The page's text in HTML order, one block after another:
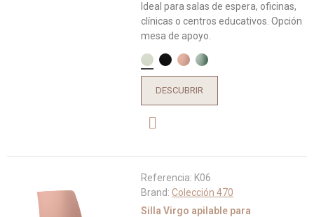
Ideal para salas de espera, oficinas,
clínicas o centros educativos. Opción
mesa de apoyo.
DESCUBRIR
Referencia: K06
Brand:Colección 470
Silla Virgo apilable para